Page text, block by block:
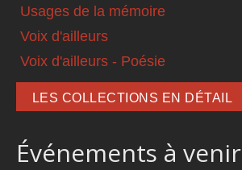
Usages de la mémoire
Voix d'ailleurs
Voix d'ailleurs - Poésie
LES COLLECTIONS EN DÉTAIL
Événements à venir